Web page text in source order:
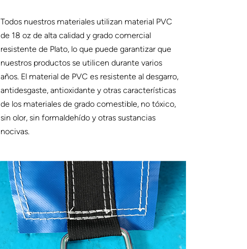
Todos nuestros materiales utilizan material PVC
de 18 oz de alta calidad y grado comercial
resistente de Plato, lo que puede garantizar que
nuestros productos se utilicen durante varios
años. El material de PVC es resistente al desgarro,
antidesgaste, antioxidante y otras características
de los materiales de grado comestible, no tóxico,
sin olor, sin formaldehído y otras sustancias
nocivas.